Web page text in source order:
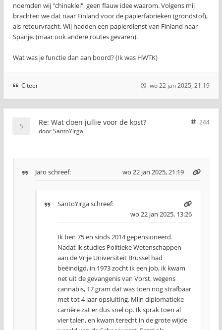
noemden wij "chinaklei", geen flauw idee waarom. Volgens mij
brachten we dat naar Finland voor de papierfabrieken (grondstof),
als retourvracht. Wij hadden een papierdienst van Finland naar
Spanje. (maar ook andere routes gevaren).
Wat was je functie dan aan boord? (Ik was HWTK)
Citeer wo 22 jan 2025, 21:19
Re: Wat doen jullie voor de kost?
244
doorSantoYirga
Jaro schreef: wo 22 jan 2025, 21:19
SantoYirgaschreef:
wo 22 jan 2025, 13:26
Ik ben 75 en sinds 2014 gepensioneerd.
Nadat ik studies Politieke Wetenschappen
aan de Vrije Universiteit Brussel had
beëindigd, in 1973 zocht ik een job, ik kwam
net uit de gevangenis van Vorst, wegens
cannabis, 17 gram dat was toen nog strafbaar
met tot 4 jaar opsluiting. Mijn diplomatieke
carrière zat er dus snel op. Ik sprak toen al
vier talen, en kwam terecht in de grote wijde